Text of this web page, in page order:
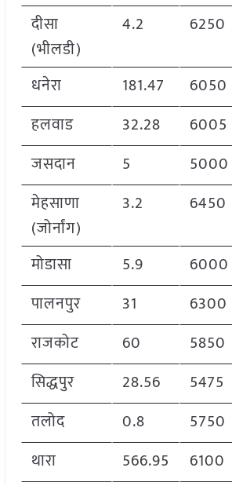
दीसा
(भीलडी)
4.2 6250
धनेरा 181.47 6050
हलवाड
32.28 6005
जसदान
5 5000
मेहसाणा
(जोर्नांग)
3.2 6450
मोडासा 5.9 6000
पालनपुर
31 6300
राजकोट
60 5850
सिद्धपुर
28.56 5475
तलोद
0.8 5750
थारा
566.95 6100